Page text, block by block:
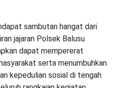
sambutan hangat dari
jajaran Polsek Balusu
dapat mempererat
serta menumbuhkan
kepedulian sosial di tengah